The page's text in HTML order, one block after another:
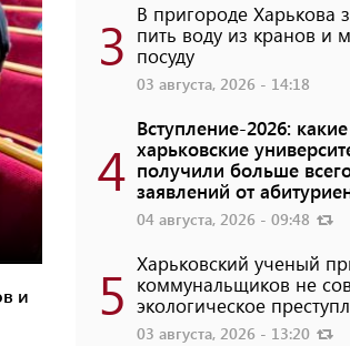
и
3 В пригороде Харькова
пить воду из кранов и
посуду
03 августа, 2026 - 14:18
4
Вступление-2026: какие
харьковские
получили больше
заявлений от
04 августа, 2026 - 09:48
5 Харьковский ученый
коммунальщиков не
экологическое
03 августа, 2026 - 13:20